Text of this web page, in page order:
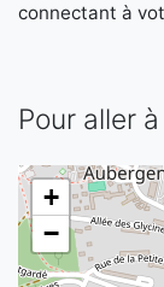
connectant à
Pour aller
+
−